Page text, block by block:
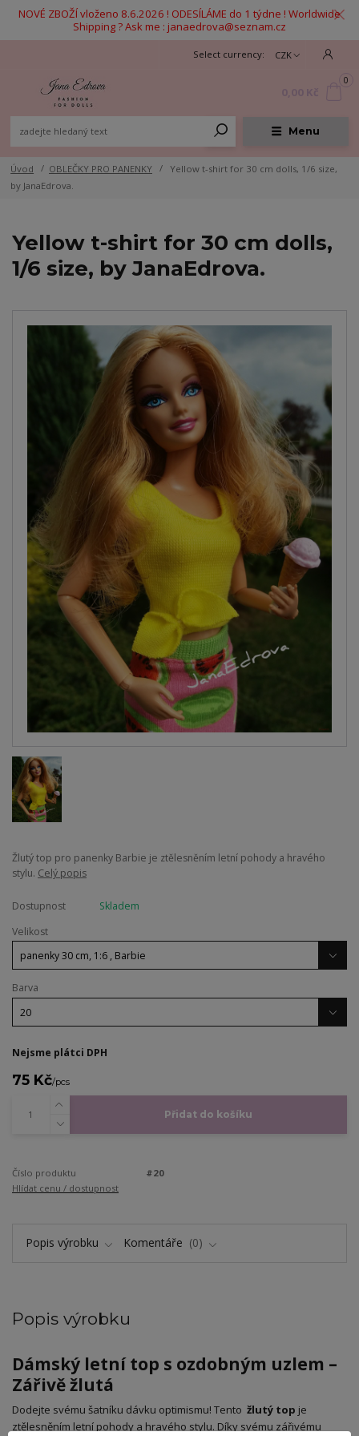
NOVÉ ZBOŽÍ vloženo 8.6.2026 ! ODESÍLÁME do 1 týdne ! Worldwide
Shipping ? Ask me : janaedrova@seznam.cz
Menu
CZK
0
Úvod OBLEČKY PRO PANENKY
Yellow t-shirt for 30 cm dolls, 1/6 size,
by JanaEdrova.
Yellow t-shirt for 30 cm dolls,
1/6 size, by JanaEdrova.
Žlutý top pro panenky Barbie je ztělesněním letní pohody a hravého
stylu. Celý popis
Dostupnost
Skladem
Velikost
Barva
Nejsme plátci DPH
75 Kč/pcs
Přidat do košíku
Číslo produktu
#20
Hlídat cenu / dostupnost
Popis výrobku Komentáře 0
Popis výrobku
Dámský letní top s ozdobným uzlem –
Zářivě žlutá
​Dodejte svému šatníku dávku optimismu! Tento žlutý top je
ztělesněním letní pohody a hravého stylu. Díky svému zářivému